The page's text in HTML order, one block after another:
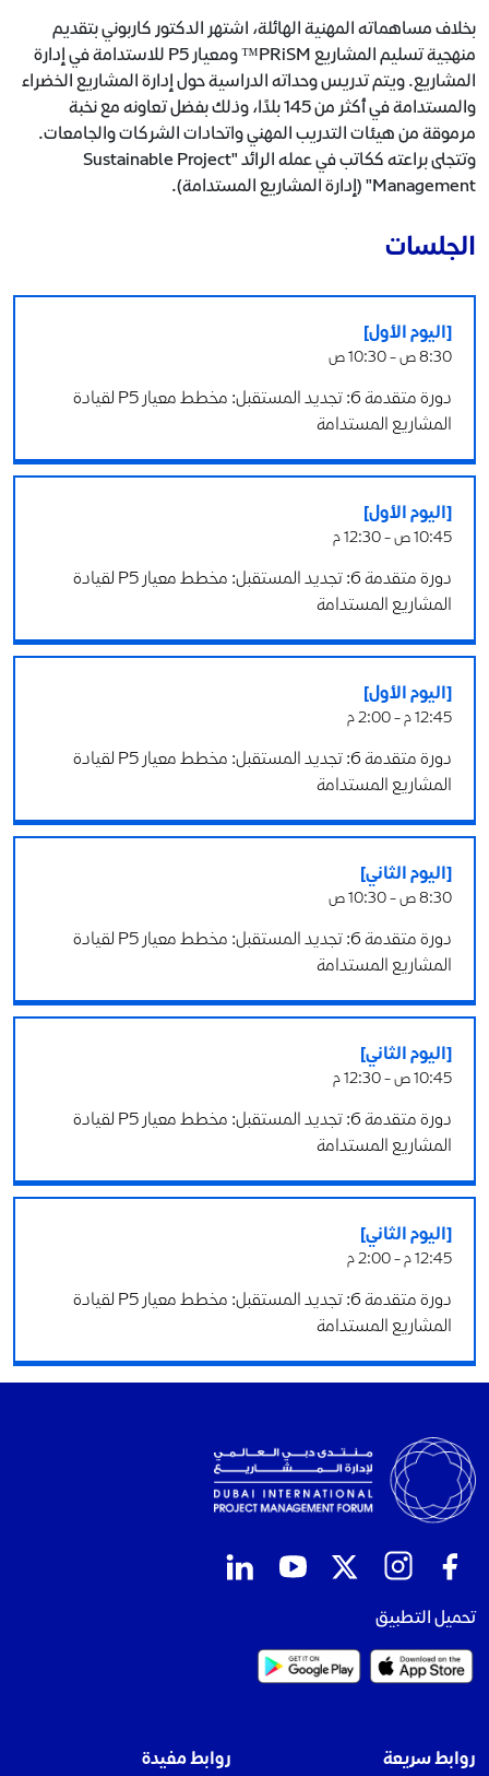
بخلاف مساهماته المهنية الهائلة، اشتهر الدكتور كاربوني بتقديم
منهجية تسليم المشاريع PRiSM™ ومعيار P5 للاستدامة في إدارة
المشاريع. ويتم تدريس وحداته الدراسية حول إدارة المشاريع الخضراء
والمستدامة في أكثر من 145 بلدًا، وذلك بفضل تعاونه مع نخبة
مرموقة من هيئات التدريب المهني واتحادات الشركات والجامعات.
وتتجلى براعته ككاتب في عمله الرائد "Sustainable Project
Management" (إدارة المشاريع المستدامة).
الجلسات
[اليوم الأول]
8:30 ص - 10:30 ص
دورة متقدمة 6: تجديد المستقبل: مخطط معيار P5 لقيادة
المشاريع المستدامة
[اليوم الأول]
10:45 ص - 12:30 م
دورة متقدمة 6: تجديد المستقبل: مخطط معيار P5 لقيادة
المشاريع المستدامة
[اليوم الأول]
12:45 م - 2:00 م
دورة متقدمة 6: تجديد المستقبل: مخطط معيار P5 لقيادة
المشاريع المستدامة
[اليوم الثاني]
8:30 ص - 10:30 ص
دورة متقدمة 6: تجديد المستقبل: مخطط معيار P5 لقيادة
المشاريع المستدامة
[اليوم الثاني]
10:45 ص - 12:30 م
دورة متقدمة 6: تجديد المستقبل: مخطط معيار P5 لقيادة
المشاريع المستدامة
[اليوم الثاني]
12:45 م - 2:00 م
دورة متقدمة 6: تجديد المستقبل: مخطط معيار P5 لقيادة
المشاريع المستدامة
تحميل التطبيق
روابط سريعة روابط مفيدة